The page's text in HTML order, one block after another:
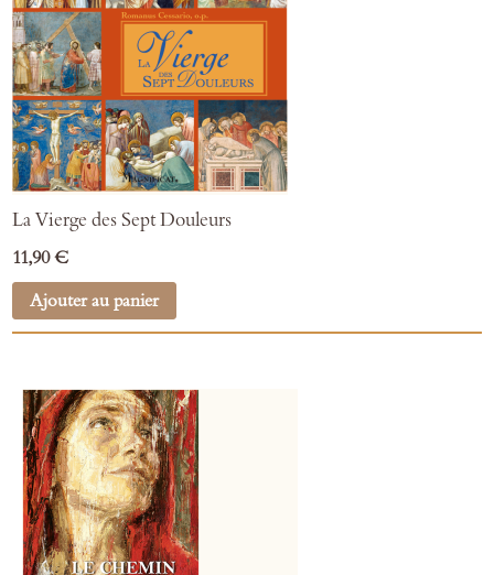
La Vierge des Sept Douleurs
11,90 €
Ajouter au panier